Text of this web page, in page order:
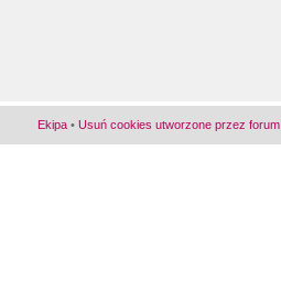
Ekipa • Usuń cookies utworzone przez forum